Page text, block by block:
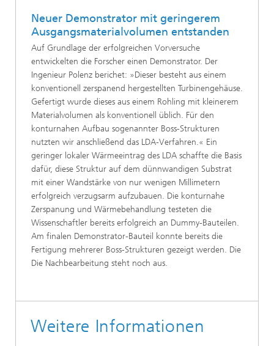
Neuer Demonstrator mit geringerem
Ausgangsmaterial­volumen entstanden
Auf Grundlage der erfolgreichen Vorversuche
entwickelten die Forscher einen Demonstrator. Der
Ingenieur Polenz berichet: »Dieser besteht aus einem
kon­ventionell zerspanend hergestellten Turbinengehäuse.
Gefertigt wurde dieses aus einem Rohling mit kleinerem
Materialvolu­men als konventionell üblich. Für den
konturnahen Aufbau so­genannter Boss-Strukturen
nutzten wir anschließend das LDA-Verfahren.« Ein
geringer lokaler Wärmeeintrag des LDA schaffte die Basis
dafür, diese Struktur auf dem dünnwandigen Substrat
mit einer Wandstärke von nur wenigen Millimetern
erfolgreich verzugsarm aufzubauen. Die konturnahe
Zerspanung und Wär­mebehandlung testeten die
Wissenschaftler bereits erfolgreich an Dummy-Bauteilen.
Am finalen Demonstrator-Bauteil konnte bereits die
Fertigung mehrerer Boss-Strukturen gezeigt werden. Die
Die Nachbearbeitung steht noch aus.
Weitere Informationen